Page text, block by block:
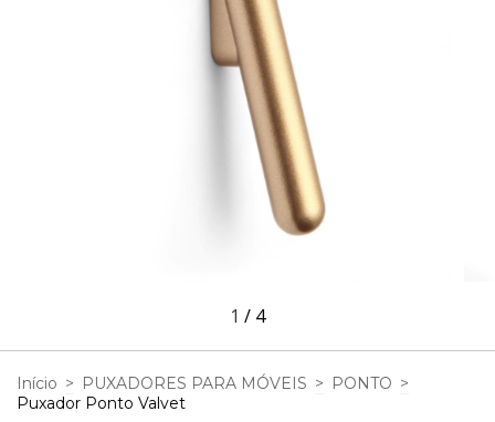
1 / 4
Início > PUXADORES PARA MÓVEIS > PONTO >
Puxador Ponto Valvet